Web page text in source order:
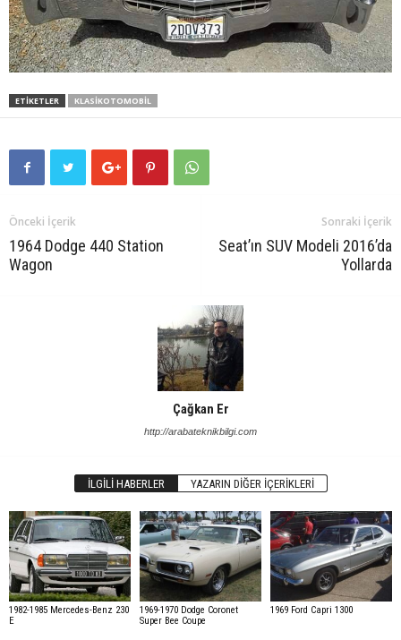
ETIKETLER KLASIKOTOMOBIL
Önceki İçerik
1964 Dodge 440 Station
Wagon
Sonraki İçerik
Seat’ın SUV Modeli 2016’da
Yollarda
Çağkan Er
http://arabateknikbilgi.com
İLGILI HABERLER YAZARIN DIĞER İÇERIKLERI
1982-1985 Mercedes-Benz 230
E
1969-1970 Dodge Coronet
Super Bee Coupe
1969 Ford Capri 1300